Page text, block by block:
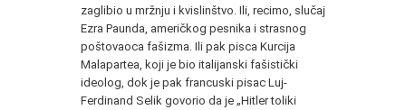
zaglibio u mržnju i kvislinštvo. Ili, recimo, slučaj
Ezra Paunda, američkog pesnika i strasnog
poštovaoca fašizma. Ili pak pisca Kurcija
Malapartea, koji je bio italijanski fašistički
ideolog, dok je pak francuski pisac Luj-
Ferdinand Selik govorio da je „Hitler toliki